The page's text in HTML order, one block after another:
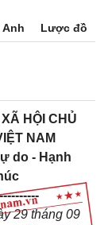
Anh Lược đồ
HỘI CHỦ
NAM
do - Hạnh
29 tháng 09